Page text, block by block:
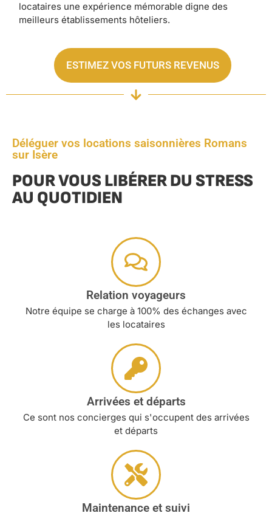
locataires une expérience mémorable digne des
meilleurs établissements hôteliers.
ESTIMEZ VOS FUTURS REVENUS
Déléguer vos locations saisonnières Romans
sur Isère
POUR VOUS LIBÉRER DU STRESS
AU QUOTIDIEN
Relation voyageurs
Notre équipe se charge à 100% des échanges avec
les locataires
Arrivées et départs
Ce sont nos concierges qui s'occupent des arrivées
et départs
Maintenance et suivi